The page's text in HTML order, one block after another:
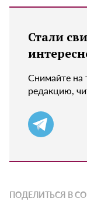
Стали
Снимайте на
редакцию,
ПОДЕЛИТЬСЯ В